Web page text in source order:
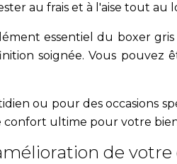
au frais et à l'aise tout au
essentiel du boxer gris
soignée. Vous
ou pour des occasions
confort ultime pour votre
de votre